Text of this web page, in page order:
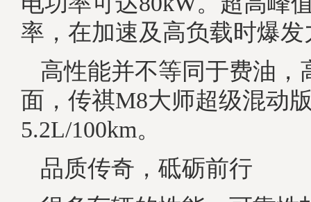
率，在加速及高负载时爆发
高性能并不等同于费油，
面，传祺M8大师超级混动
5.2L/100km。
品质传奇，砥砺前行